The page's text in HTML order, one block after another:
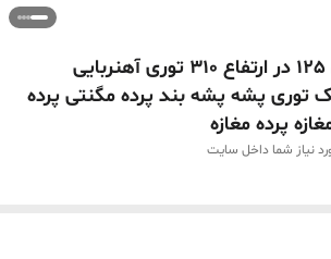
توری مگنتی عرض 125 در ارتفاع 310 توری آهنربایی
توری پشه پشه بند پرده مگنتی پرده
پرده مغازه